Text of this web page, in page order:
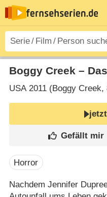
Boggy Creek –
USA2011 (Boggy Creek‎,
Horror
Nachdem Jennifer